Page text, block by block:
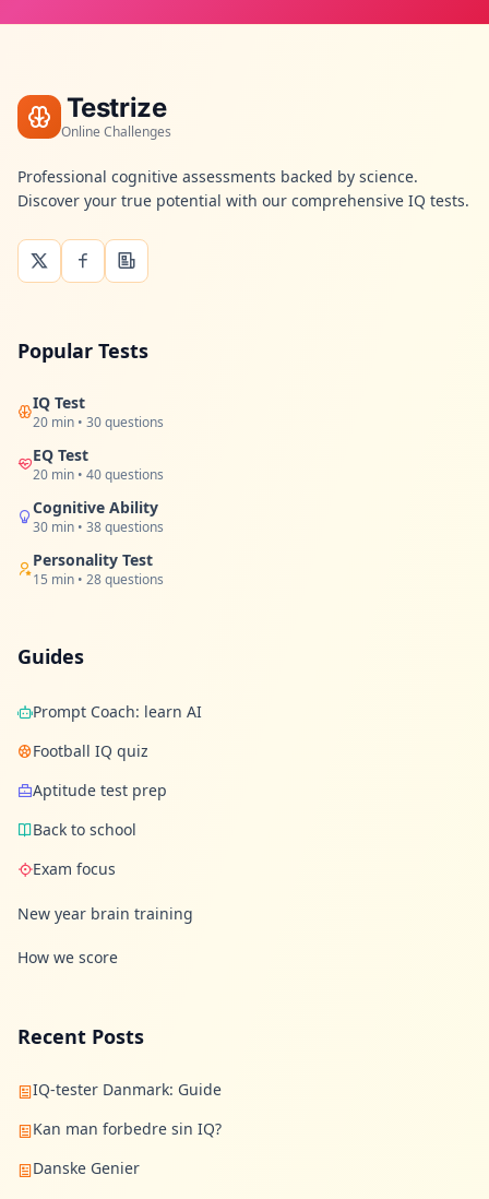
Testrize
Online Challenges
Professional cognitive assessments backed by science.
Discover your true potential with our comprehensive IQ tests.
Popular Tests
IQ Test
20 min • 30 questions
EQ Test
20 min • 40 questions
Cognitive Ability
30 min • 38 questions
Personality Test
15 min • 28 questions
Guides
Prompt Coach: learn AI
Football IQ quiz
Aptitude test prep
Back to school
Exam focus
New year brain training
How we score
Recent Posts
IQ-tester Danmark: Guide
Kan man forbedre sin IQ?
Danske Genier